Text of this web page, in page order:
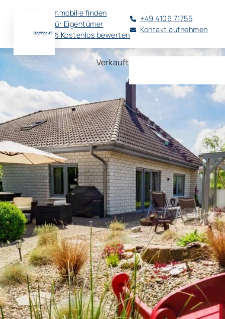
Immobilie finden
Für Eigentümer
🚀 Kostenlos bewerten
+49 4106 71755
Kontakt aufnehmen
Verkauft